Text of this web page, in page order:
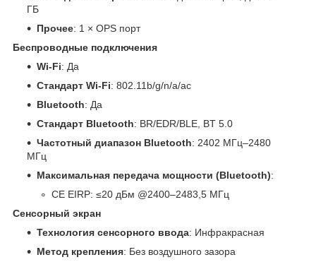
ГБ
Прочее: 1 × OPS порт
Беспроводные подключения
Wi-Fi: Да
Стандарт Wi-Fi: 802.11b/g/n/a/ac
Bluetooth: Да
Стандарт Bluetooth: BR/EDR/BLE, BT 5.0
Частотный диапазон Bluetooth: 2402 МГц–2480
МГц
Максимальная передача мощности (Bluetooth):
CE EIRP: ≤20 дБм @2400–2483,5 МГц
Сенсорный экран
Технология сенсорного ввода: Инфракрасная
Метод крепления: Без воздушного зазора